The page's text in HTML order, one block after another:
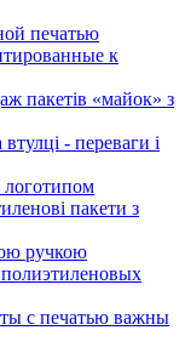
печатью
к
пакетів «майок» з
- переваги і
логотипом
пакети з
ручкою
с печатью важны